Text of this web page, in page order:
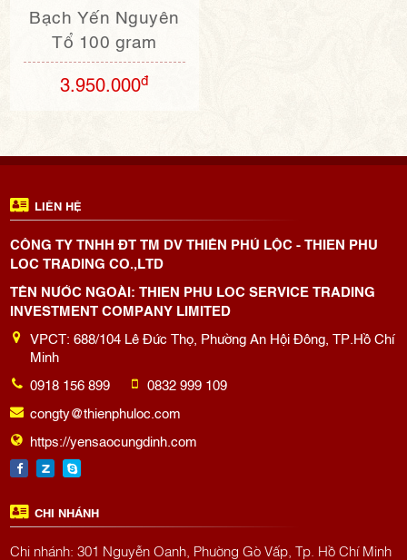
Bạch Yến Nguyên
Tổ 100 gram
3.950.000đ
LIÊN HỆ
CÔNG TY TNHH ĐT TM DV THIÊN PHÚ LỘC - THIEN PHU
LOC TRADING CO.,LTD
TÊN NƯỚC NGOÀI: THIEN PHU LOC SERVICE TRADING
INVESTMENT COMPANY LIMITED
VPCT: 688/104 Lê Đức Thọ, Phường An Hội Đông, TP.Hồ Chí
Minh
0918 156 899
0832 999 109
congty@thienphuloc.com
https://yensaocungdinh.com
CHI NHÁNH
Chi nhánh: 301 Nguyễn Oanh, Phường Gò Vấp, Tp. Hồ Chí Minh